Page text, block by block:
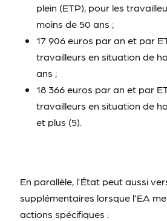
plein (ETP), pour les
moins de 50 ans ;
17 906 euros par an et par
travailleurs en situation de
ans ;
18 366 euros par an et par
travailleurs en situation de
et plus (5).
En parallèle, l’État peut aussi
supplémentaires lorsque l’EA
actions spécifiques :